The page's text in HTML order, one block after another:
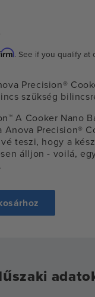
. See if you qualify at
Precision®
szükség
™ A Cooker Nano
Anova Precision®
teszi, hogy a
álljon - voilá,